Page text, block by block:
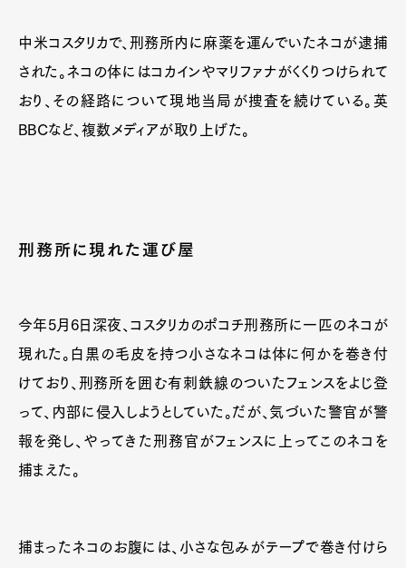
中米コスタリカで、刑務所内に麻薬を運んでいたネコが逮捕
された。ネコの体にはコカインやマリファナがくくりつけられて
おり、その経路について現地当局が捜査を続けている。英
BBCなど、複数メディアが取り上げた。
刑務所に現れた運び屋
今年5月6日深夜、コスタリカのポコチ刑務所に一匹のネコが
現れた。白黒の毛皮を持つ小さなネコは体に何かを巻き付
けており、刑務所を囲む有刺鉄線のついたフェンスをよじ登
って、内部に侵入しようとしていた。だが、気づいた警官が警
報を発し、やってきた刑務官がフェンスに上ってこのネコを
捕まえた。
捕まったネコのお腹には、小さな包みがテープで巻き付けら